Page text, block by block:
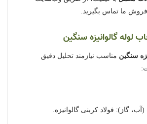
فروش ما تماس بگیرید.
لوله گالوانیزه سنگین
سنگین مناسب نیازمند تحلیل دقیق
(آب، گاز): فولاد کربنی گالوانیزه.